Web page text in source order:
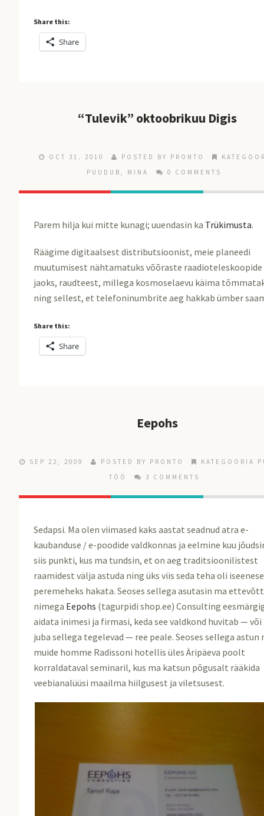
Share this:
Share
“Tulevik” oktoobrikuu Digis
OCT 31, 2010 POSTED BY PRONTO
PUUDUB , MINA 0 COMMENTS
Parem hilja kui mitte kunagi; uuendasin ka Trükimusta.
Räägime digitaalsest distributsioonist, meie planeedi
muutumisest nähtamatuks võõraste raadioteleskoopide
jaoks, raudteest, millega kosmoselaevu käima
ning sellest, et telefoninumbrite aeg hakkab ümber
Share this:
Share
Eepohs
SEP 22, 2009 POSTED BY PRONTO
KATEGOORIA
TÖÖ
3 COMMENTS
Sedapsi. Ma olen viimased kaks aastat seadnud atra e-
kaubanduse / e-poodide valdkonnas ja eelmine kuu
siis punkti, kus ma tundsin, et on aeg traditsioonilistest
raamidest välja astuda ning üks viis seda teha oli iseenese
peremeheks hakata. Seoses sellega asutasin ma
nimega Eepohs (tagurpidi shop.ee) Consulting
aidata inimesi ja firmasi, keda see valdkond huvitab — või
juba sellega tegelevad — ree peale. Seoses sellega astun
muide homme Radissoni hotellis üles Äripäeva poolt
korraldataval seminaril, kus ma katsun põgusalt rääkida
veebianalüüsi maailma hiilgusest ja viletsusest.